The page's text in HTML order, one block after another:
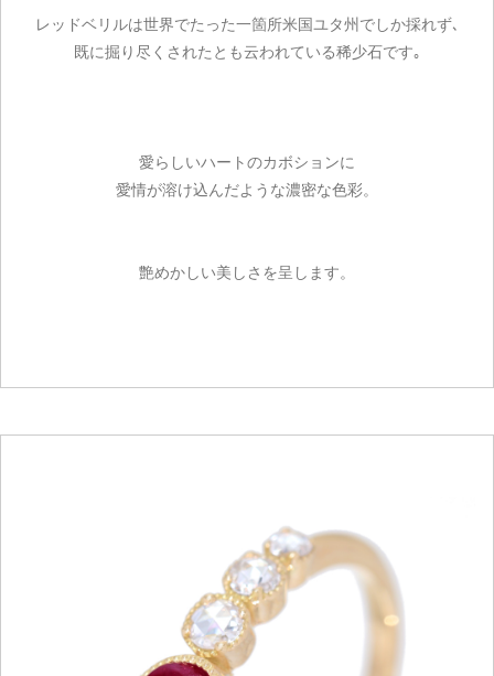
レッドベリルは世界でたった一箇所米国ユタ州でしか採れず､
既に掘り尽くされたとも云われている稀少石です｡
愛らしいハートのカボションに
愛情が溶け込んだような濃密な色彩。
艶めかしい美しさを呈します。